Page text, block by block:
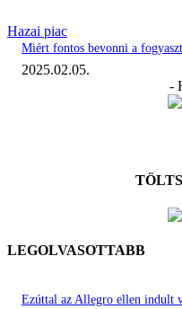
Hazai piac
Miért fontos bevonni a
2025.02.05.
-
LEGOLVASOTTABB
Ezúttal az Allegro ellen indult